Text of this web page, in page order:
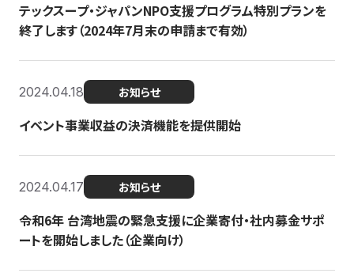
テックスープ・ジャパンNPO支援プログラム特別プランを
終了します（2024年7月末の申請まで有効）
2024.04.18 お知らせ
イベント事業収益の決済機能を提供開始
2024.04.17 お知らせ
令和6年 台湾地震の緊急支援に企業寄付・社内募金サポ
ートを開始しました（企業向け）